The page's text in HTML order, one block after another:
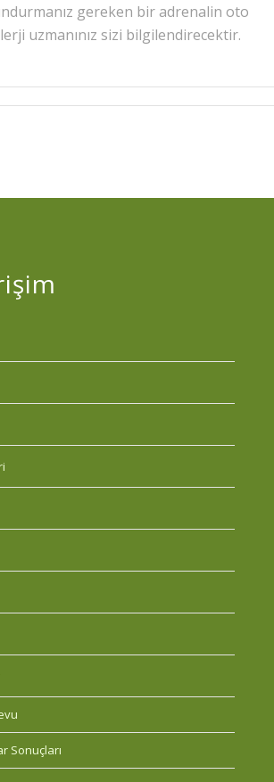
gereken bir adrenalin oto
uzmanınız sizi bilgilendirecektir.
Sonuçları